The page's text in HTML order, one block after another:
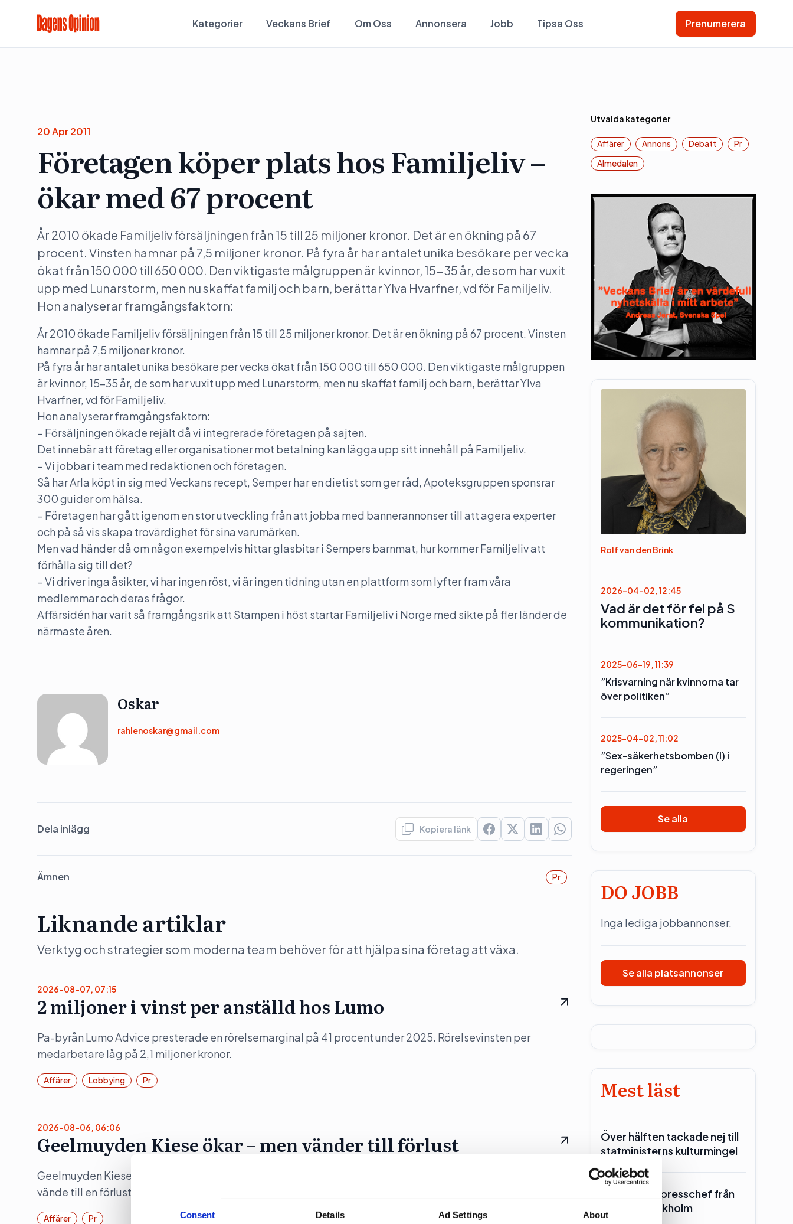
Consent Details Ad Settings About
Kategorier Veckans Brief Om Oss Annonsera Jobb Tipsa Oss Prenumerera
20 Apr 2011
Företagen köper plats hos Familjeliv –
ökar med 67 procent
År 2010 ökade Familjeliv försäljningen från 15 till 25 miljoner kronor. Det är en ökning på 67
procent. Vinsten hamnar på 7,5 miljoner kronor. På fyra år har antalet unika besökare per vecka
ökat från 150 000 till 650 000. Den viktigaste målgruppen är kvinnor, 15-35 år, de som har vuxit
upp med Lunarstorm, men nu skaffat familj och barn, berättar Ylva Hvarfner, vd för Familjeliv.
Hon analyserar framgångsfaktorn:
År 2010 ökade Familjeliv försäljningen från 15 till 25 miljoner kronor. Det är en ökning på 67 procent. Vinsten
hamnar på 7,5 miljoner kronor.
På fyra år har antalet unika besökare per vecka ökat från 150 000 till 650 000. Den viktigaste målgruppen
är kvinnor, 15-35 år, de som har vuxit upp med Lunarstorm, men nu skaffat familj och barn, berättar Ylva
Hvarfner, vd för Familjeliv.
Hon analyserar framgångsfaktorn:
– Försäljningen ökade rejält då vi integrerade företagen på sajten.
Det innebär att företag eller organisationer mot betalning kan lägga upp sitt innehåll på Familjeliv.
– Vi jobbar i team med redaktionen och företagen.
Så har Arla köpt in sig med Veckans recept, Semper har en dietist som ger råd, Apoteksgruppen sponsrar
300 guider om hälsa.
– Företagen har gått igenom en stor utveckling från att jobba med bannerannonser till att agera experter
och på så vis skapa trovärdighet för sina varumärken.
Men vad händer då om någon exempelvis hittar glasbitar i Sempers barnmat, hur kommer Familjeliv att
förhålla sig till det?
– Vi driver inga åsikter, vi har ingen röst, vi är ingen tidning utan en plattform som lyfter fram våra
medlemmar och deras frågor.
Affärsidén har varit så framgångsrik att Stampen i höst startar Familjeliv i Norge med sikte på fler länder de
närmaste åren.
Oskar
rahlenoskar@gmail.com
Dela inlägg Kopiera länk
Ämnen Pr
Liknande artiklar
Verktyg och strategier som moderna team behöver för att hjälpa sina företag att växa.
2026-08-07, 07:15
2 miljoner i vinst per anställd hos Lumo
Pa-byrån Lumo Advice presterade en rörelsemarginal på 41 procent under 2025. Rörelsevinsten per
medarbetare låg på 2,1 miljoner kronor.
Affärer Lobbying Pr
2026-08-06, 06:06
Geelmuyden Kiese ökar – men vänder till förlust
Geelmuyden Kiese fusionerade under 2025 in förvärven Wikberg & Frisk och Hoc och ökade intäkterna men
vände till en förlust.
Affärer Pr
Utvalda kategorier
Affärer Annons Debatt
Pr
Almedalen
Rolf van den Brink
2026-04-02, 12:45
Vad är det för fel på S
kommunikation?
2025-06-19, 11:39
”Krisvarning när kvinnorna tar
över politiken”
2025-04-02, 11:02
”Sex-säkerhetsbomben (l) i
regeringen”
Se alla
DO JOBB
Inga lediga jobbannonser.
Se alla platsannonser
Mest läst
Över hälften tackade nej till
statministerns kulturmingel
SKR hämtar presschef från
Region Stockholm